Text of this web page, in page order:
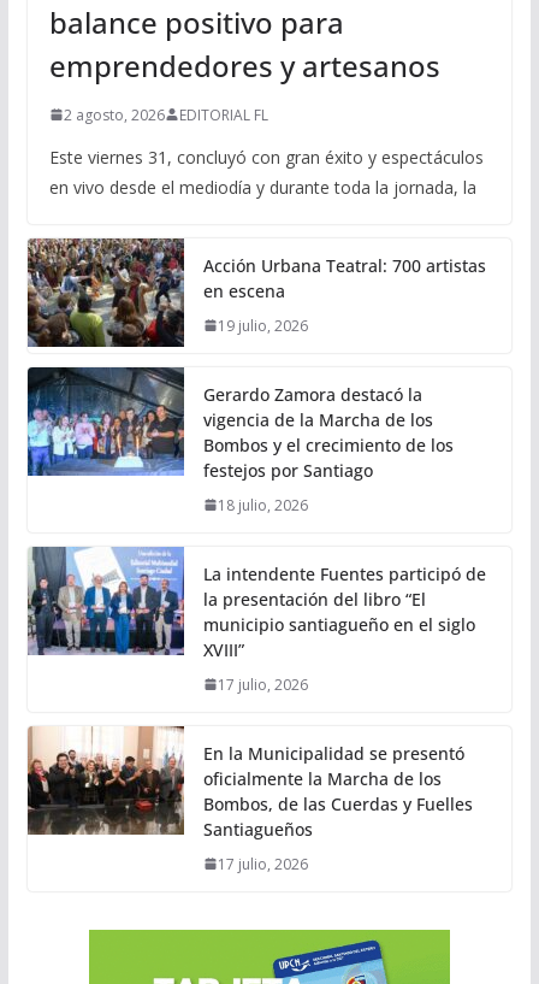
balance positivo para
emprendedores y artesanos
2 agosto, 2026 EDITORIAL FL
Este viernes 31, concluyó con gran éxito y espectáculos
en vivo desde el mediodía y durante toda la jornada, la
Acción Urbana Teatral: 700 artistas
en escena
19 julio, 2026
Gerardo Zamora destacó la
vigencia de la Marcha de los
Bombos y el crecimiento de los
festejos por Santiago
18 julio, 2026
La intendente Fuentes participó de
la presentación del libro “El
municipio santiagueño en el siglo
XVIII”
17 julio, 2026
En la Municipalidad se presentó
oficialmente la Marcha de los
Bombos, de las Cuerdas y Fuelles
Santiagueños
17 julio, 2026